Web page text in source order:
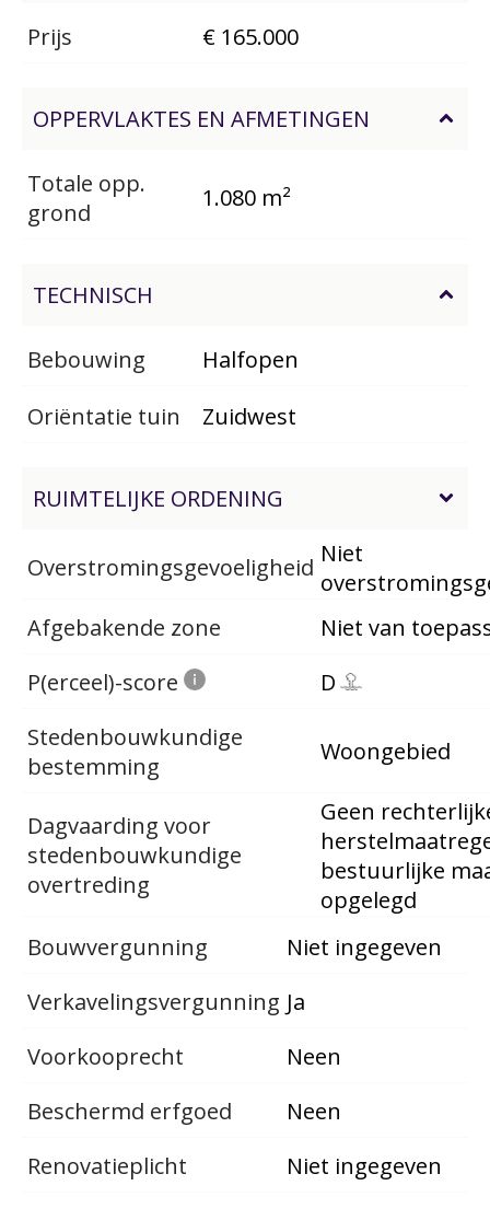
Prijs € 165.000
OPPERVLAKTES EN AFMETINGEN
Totale opp.
grond
1.080 m²
TECHNISCH
Bebouwing
Halfopen
Oriëntatie tuin
Zuidwest
RUIMTELIJKE ORDENING
Overstromingsgevoeligheid Niet
Afgebakende zone
Niet van
P(erceel)-score
D
Stedenbouwkundige
bestemming
Woongebied
Dagvaarding voor
stedenbouwkundige
overtreding
Geen
bestuurlijke
opgelegd
Bouwvergunning
Niet ingegeven
Verkavelingsvergunning Ja
Voorkooprecht
Neen
Beschermd erfgoed
Neen
Renovatieplicht
Niet ingegeven